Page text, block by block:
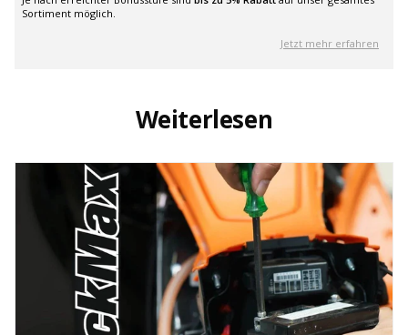
Sortiment möglich.
Jetzt mehr erfahren
Weiterlesen